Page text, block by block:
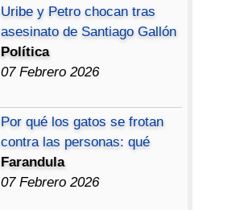
Uribe y Petro chocan tras
asesinato de Santiago Gallón
Política
07 Febrero 2026
Por qué los gatos se frotan
contra las personas: qué
Farandula
07 Febrero 2026